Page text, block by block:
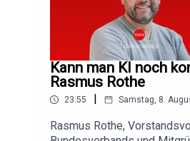
Asylbewerbern „Anreize
Table.Briefings- For better
Kann man KI noch
Rasmus Rothe
23:55 Samstag, 8.
Rasmus Rothe,